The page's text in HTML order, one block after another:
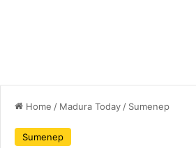
Home / Madura Today / Sumenep
Sumenep